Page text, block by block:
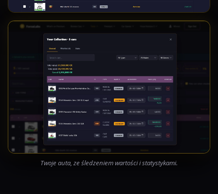
Twoje auta, ze śledzeniem wartości i statystykami.